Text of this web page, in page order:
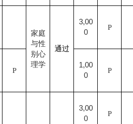
家庭
与性
别心
理学
通过
3,00
0
P
P
1,00
0
P
3,00
0
P